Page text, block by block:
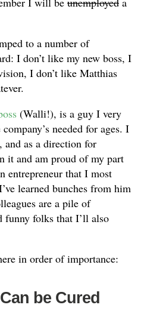
to a number of
I don’t like my new boss, I
I don’t like Matthias
(Walli!), is a guy I very
needed for ages. I
, and as a direction for
it and am proud of my part
entrepreneur that I most
learned bunches from him
are a pile of
funny folks that I’ll also
in order of importance:
be Cured